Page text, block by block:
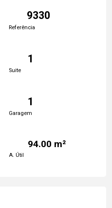
9330
Referência
1
Suite
1
Garagem
94.00 m²
A. Útil